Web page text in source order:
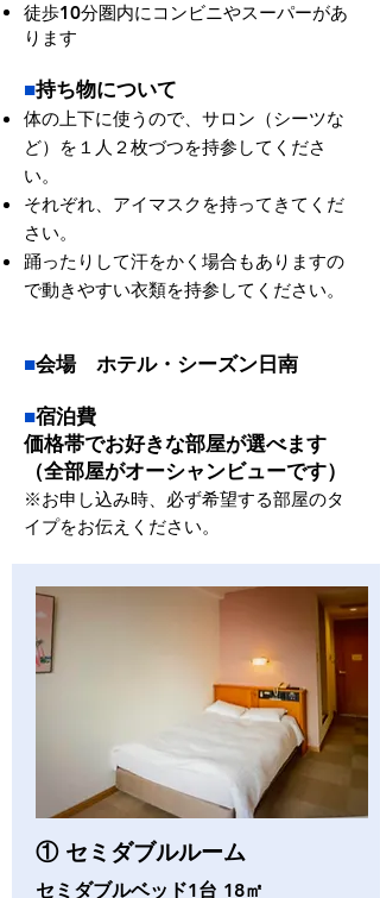
徒歩10分圏内にコンビニやスーパーがあ
ります
■持ち物について
体の上下に使うので、サロン（シーツな
ど）を１人２枚づつを持参してくださ
い。
それぞれ、アイマスクを持ってきてくだ
さい。
踊ったりして汗をかく場合もありますの
で動きやすい衣類を持参してください。
■会場 ホテル・シーズン日南
■宿泊費
価格帯でお好きな部屋が選べます
（全部屋がオーシャンビューです）
※お申し込み時、必ず希望する部屋のタ
イプをお伝えください。
① セミダブルルーム
セミダブルベッド1台 18㎡